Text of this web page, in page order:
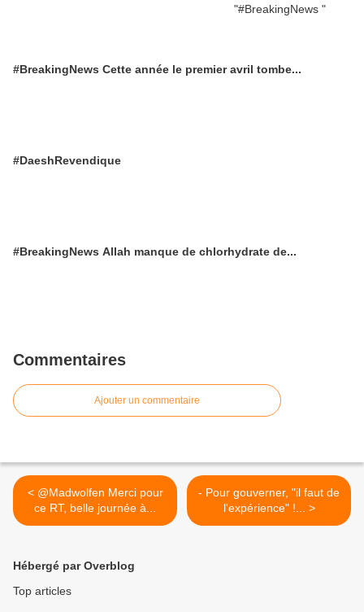
#BreakingNews Cette année le premier avril tombe...
#DaeshRevendique
#BreakingNews Allah manque de chlorhydrate de...
Commentaires
Ajouter un commentaire
< @Madwolfen Merci pour
ce RT, belle journée à...
- Pour gouverner, "il faut de
l'expérience" !... >
Hébergé par Overblog
Top articles